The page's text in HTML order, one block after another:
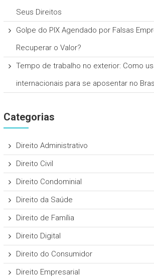
Seus Direitos
Golpe do PIX Agendado por Falsas
Recuperar o Valor?
Tempo de trabalho no exterior: Como
internacionais para se aposentar no
Categorias
Direito Administrativo
Direito Civil
Direito Condominial
Direito da Saúde
Direito de Família
Direito Digital
Direito do Consumidor
Direito Empresarial